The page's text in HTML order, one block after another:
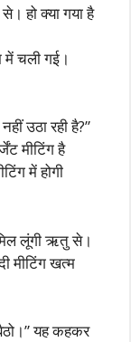
हो क्या गया है
में चली गई।
उठा रही है?”
मीटिंग है
में होगी
लूंगी ऋतु से।
मीटिंग खत्म
यह कहकर